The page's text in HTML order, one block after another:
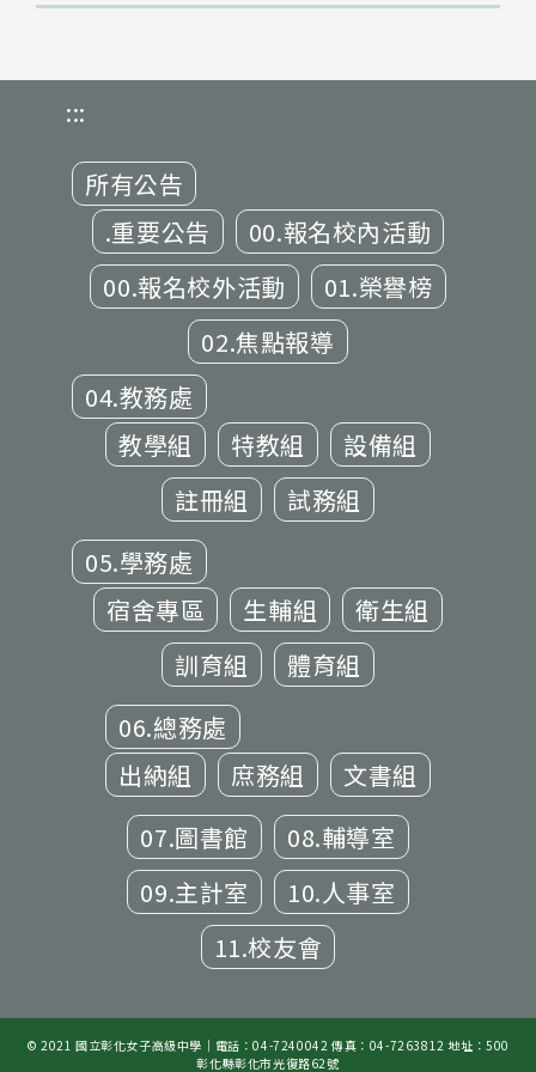
:::
所有公告
.重要公告
00.報名校內活動
00.報名校外活動
01.榮譽榜
02.焦點報導
04.教務處
教學組
特教組
設備組
註冊組
試務組
05.學務處
宿舍專區
生輔組
衛生組
訓育組
體育組
06.總務處
出納組
庶務組
文書組
07.圖書館
08.輔導室
09.主計室
10.人事室
11.校友會
© 2021 國立彰化女子高級中學｜電話：04-7240042 傳真：04-7263812 地址：500
彰化縣彰化市光復路62號